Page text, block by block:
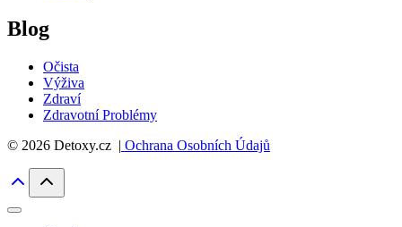
Blog
Očista
Výživa
Zdraví
Zdravotní Problémy
© 2026 Detoxy.cz | Ochrana Osobních Údajů